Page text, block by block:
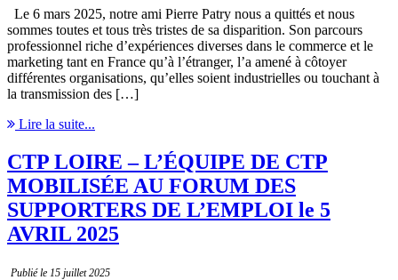
Le 6 mars 2025, notre ami Pierre Patry nous a quittés et nous
sommes toutes et tous très tristes de sa disparition. Son parcours
professionnel riche d’expériences diverses dans le commerce et le
marketing tant en France qu’à l’étranger, l’a amené à côtoyer
différentes organisations, qu’elles soient industrielles ou touchant à
la transmission des […]
Lire la suite...
CTP LOIRE – L’ÉQUIPE DE CTP
MOBILISÉE AU FORUM DES
SUPPORTERS DE L’EMPLOI le 5
AVRIL 2025
Publié le 15 juillet 2025